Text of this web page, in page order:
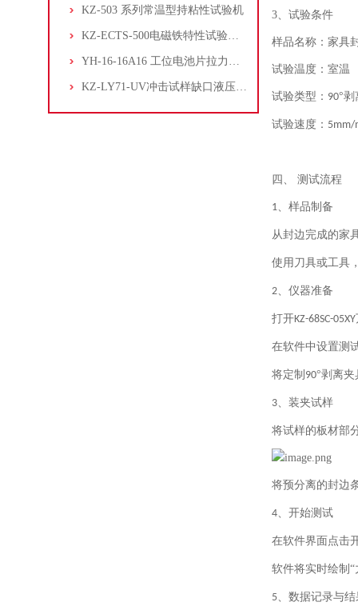
KZ-503 系列常温型持粘性试验机
KZ-ECTS-500电磁铁特性试验系统
YH-16-16A16 工位电池片拉力试验机
KZ-LY71-UV冲击试样缺口液压拉床
3、 试验条件
样品名称：家具
试验温度：室温
试验类型： 90°剥
试验速度： 5mm/
四、 测试流程
1、 样品制备
从封边完成的家
使用刀具或工具
2、 仪器准备
打开KZ-68SC-05XY
在软件中设置测
将定制 90°剥离
3、 装夹试样
将试样的板材部
将预分离的封边
4、 开始测试
在软件界面点击
软件将实时绘制 “
5、 数据记录与结